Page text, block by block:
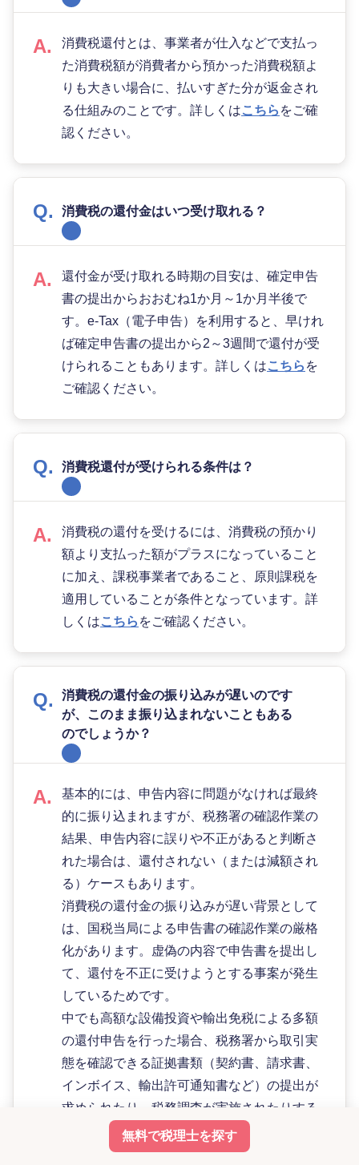
無料で税理士を探す
消費税還付とは、事業者が仕入などで支払っ
た消費税額が消費者から預かった消費税額よ
りも大きい場合に、払いすぎた分が返金され
る仕組みのことです。詳しくはこちら をご確
認ください。
消費税の還付金はいつ受け取れる？
還付金が受け取れる時期の目安は、確定申告
書の提出からおおむね1か月～1か月半後で
す。e-Tax（電子申告）を利用すると、早けれ
ば確定申告書の提出から2～3週間で還付が受
けられることもあります。詳しくはこちら を
ご確認ください。
消費税還付が受けられる条件は？
消費税の還付を受けるには、消費税の預かり
額より支払った額がプラスになっていること
に加え、課税事業者であること、原則課税を
適用していることが条件となっています。詳
しくはこちら をご確認ください。
消費税の還付金の振り込みが遅いのです
が、このまま振り込まれないこともある
のでしょうか？
基本的には、申告内容に問題がなければ最終
的に振り込まれますが、税務署の確認作業の
結果、申告内容に誤りや不正があると判断さ
れた場合は、還付されない（または減額され
る）ケースもあります。
消費税の還付金の振り込みが遅い背景として
は、国税当局による申告書の確認作業の厳格
化があります。虚偽の内容で申告書を提出し
て、還付を不正に受けようとする事案が発生
しているためです。
中でも高額な設備投資や輸出免税による多額
の還付申告を行った場合、税務署から取引実
態を確認できる証拠書類（契約書、請求書、
インボイス、輸出許可通知書など）の提出が
求められたり、税務調査が実施されたりする
場合もあります。
還付をスムーズに受けるためにも、証拠書類